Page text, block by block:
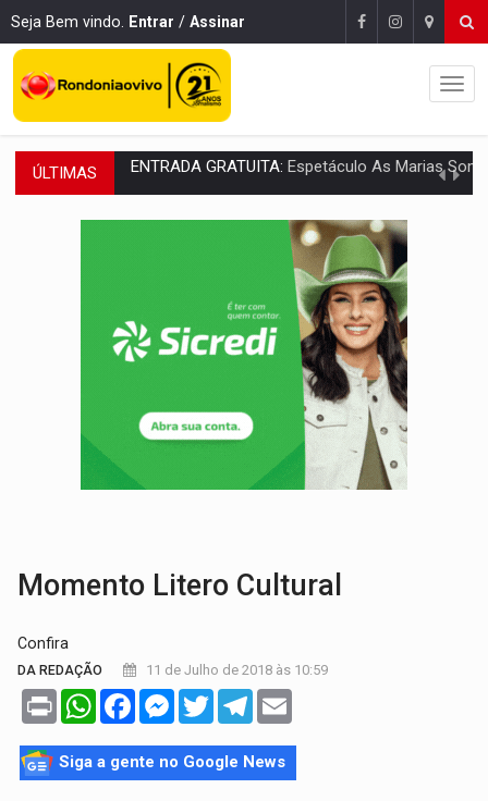
Seja Bem vindo. Entrar / Assinar
ÚLTIMAS VÍDEO:Três são presos após furto de motocicleta em frente
CELEBRAÇÃO:Cerejeiras completa 43 anos de emancipação com
Anvisa desmente boato sobre presença de plástico ou
Pitbulls fogem de residência e atacam casal de idosos
AÇÃO CONJUNTA:Forças policiais apreendem cerca de 1kg de
Flávio Bolsonaro escolhe Alfredo Gaspar como vice, alvo de
NO CENTRO:Colisão entre ônibus e carro provoca
ELEIÇÕES 2026: Candidato a deputado estadual declara carros por R$ 25 e
Momento Litero Cultural
Confira
DA REDAÇÃO 11 de Julho de 2018 às 10:59
Print WhatsAppFacebookMessenger
TwitterTelegram
Siga a gente no Google News